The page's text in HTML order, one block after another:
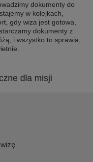
dokumenty do
w kolejkach,
gdy wiza jest gotowa,
dokumenty z
i wszystko to sprawia,
dla misji